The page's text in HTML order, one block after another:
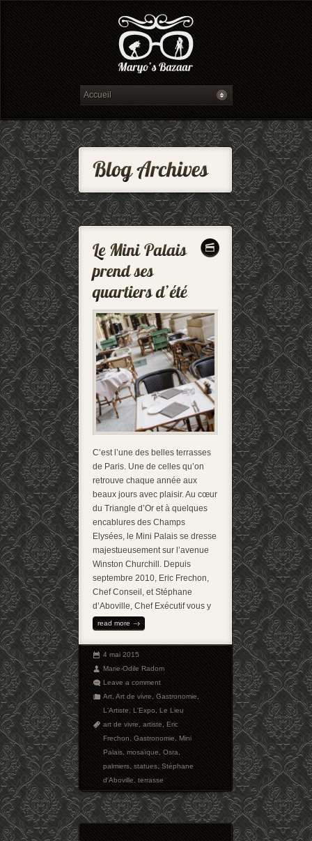
C’est l’une des belles terrasses
de Paris. Une de celles qu’on
retrouve chaque année aux
beaux jours avec plaisir. Au cœur
du Triangle d’Or et à quelques
encablures des Champs
Elysées, le Mini Palais se dresse
majestueusement sur l’avenue
Winston Churchill. Depuis
septembre 2010, Eric Frechon,
Chef Conseil, et Stéphane
d’Aboville, Chef Exécutif vous y
read more
4 mai 2015
Marie-Odile Radom
Leave a comment
Art,Art de vivre,Gastronomie,
L'Artiste,L'Expo,Le Lieu
art de vivre,artiste,Eric
Frechon,Gastronomie,Mini
Palais,mosaïque,Osra,
palmiers,statues,Stéphane
d'Aboville,terrasse